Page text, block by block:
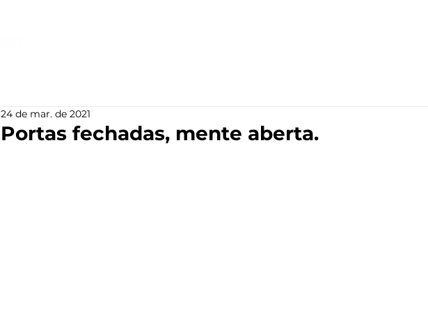
Portas fechadas, mente aberta.
24 de mar. de 2021